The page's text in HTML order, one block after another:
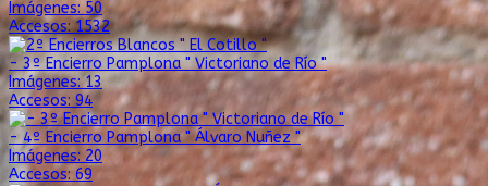
Imágenes: 50
Accesos: 1532
- 3º Encierro Pamplona " Victoriano de Río "
Imágenes: 13
Accesos: 94
- 4º Encierro Pamplona " Álvaro Nuñez "
Imágenes: 20
Accesos: 69